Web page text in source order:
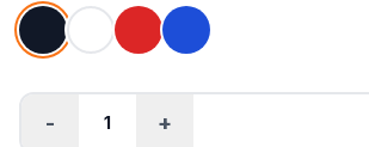
- 1 +